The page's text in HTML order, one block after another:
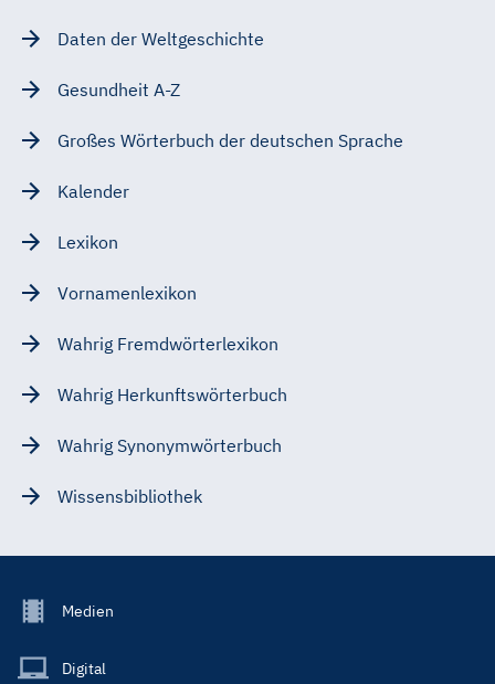
Daten der Weltgeschichte
Gesundheit A-Z
Großes Wörterbuch der deutschen Sprache
Kalender
Lexikon
Vornamenlexikon
Wahrig Fremdwörterlexikon
Wahrig Herkunftswörterbuch
Wahrig Synonymwörterbuch
Wissensbibliothek
Footer
Main
Medien
Digital